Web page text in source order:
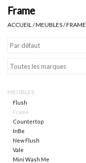
Ensembles de lave-mains
Toilettes
Robinets & vidanges
Meubles
Miroirs
Frame
ACCUEIL /MEUBLES/FRAME
MEUBLES
Flush
Frame
Countertop
InBe
New Flush
Vale
Mini Wash Me